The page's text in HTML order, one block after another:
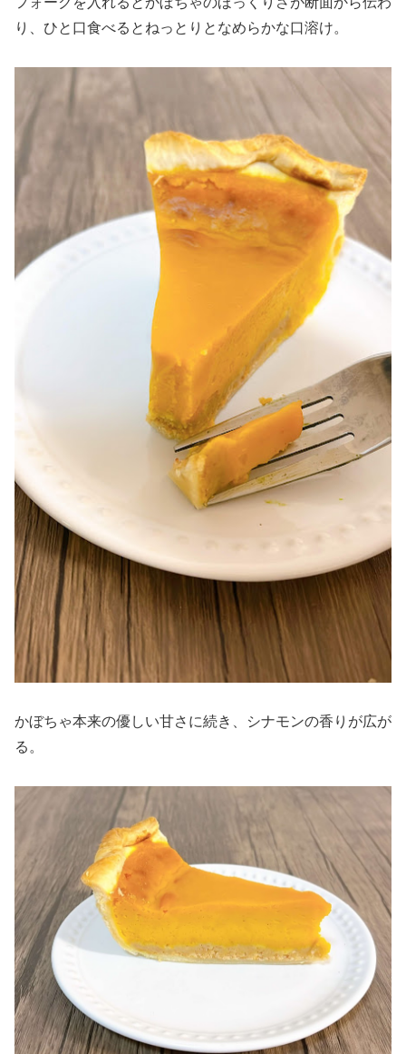
り、ひと口食べるとねっとりとなめらかな口溶け。
かぼちゃ本来の優しい甘さに続き、シナモンの香りが広が
る。